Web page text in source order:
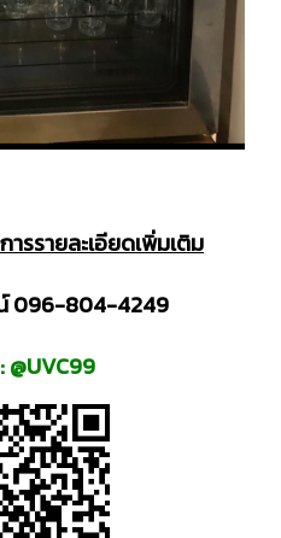
รรายละเอียดเพิ่มเติม
096-804-4249
@UVC99